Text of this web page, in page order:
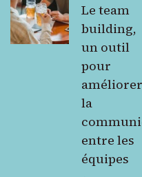
Le team
building,
un outil
pour
améliorer
la
entre les
équipes